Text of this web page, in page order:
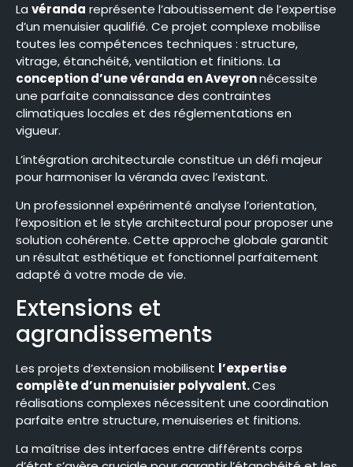
La véranda représente l’aboutissement de l’expertise
d’un menuisier qualifié. Ce projet complexe mobilise
toutes les compétences techniques : structure,
vitrage, étanchéité, ventilation et finitions. La
conception d’une véranda en Aveyronnécessite
une parfaite connaissance des contraintes
climatiques locales et des réglementations en
vigueur.
L’intégration architecturale constitue un défi majeur
pour harmoniser la véranda avec l’existant.
Un professionnel expérimenté analyse l’orientation,
l’exposition et le style architectural pour proposer une
solution cohérente. Cette approche globale garantit
un résultat esthétique et fonctionnel parfaitement
adapté à votre mode de vie.
Extensions et
agrandissements
Les projets d’extension mobilisent l’expertise
complète d’un menuisier polyvalent.Ces
réalisations complexes nécessitent une coordination
parfaite entre structure, menuiseries et finitions.
La maîtrise des interfaces entre différents corps